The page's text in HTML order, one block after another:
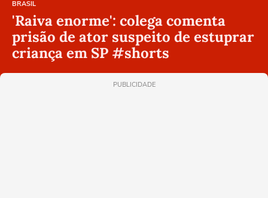
BRASIL
'Raiva enorme': colega comenta
prisão de ator suspeito de estuprar
criança em SP #shorts
PUBLICIDADE